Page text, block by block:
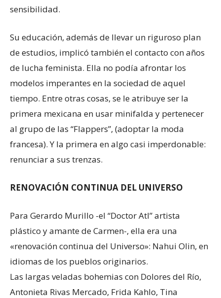
sensibilidad.
Su educación, además de llevar un riguroso plan
de estudios, implicó también el contacto con años
de lucha feminista. Ella no podía afrontar los
modelos imperantes en la sociedad de aquel
tiempo. Entre otras cosas, se le atribuye ser la
primera mexicana en usar minifalda y pertenecer
al grupo de las “Flappers”, (adoptar la moda
francesa). Y la primera en algo casi imperdonable:
renunciar a sus trenzas.
RENOVACIÓN CONTINUA DEL UNIVERSO
Para Gerardo Murillo -el “Doctor Atl” artista
plástico y amante de Carmen-, ella era una
«renovación continua del Universo»: Nahui Olin, en
idiomas de los pueblos originarios.
Las largas veladas bohemias con Dolores del Río,
Antonieta Rivas Mercado, Frida Kahlo, Tina